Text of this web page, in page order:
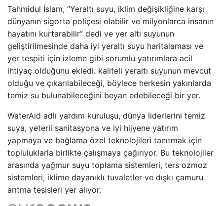
Tahmidul İslam, “Yeraltı suyu, iklim değişikliğine karşı
dünyanın sigorta poliçesi olabilir ve milyonlarca insanın
hayatını kurtarabilir” dedi ve yer altı suyunun
geliştirilmesinde daha iyi yeraltı suyu haritalaması ve
yer tespiti için izleme gibi sorumlu yatırımlara acil
ihtiyaç olduğunu ekledi. kaliteli yeraltı suyunun mevcut
olduğu ve çıkarılabileceği, böylece herkesin yakınlarda
temiz su bulunabileceğini beyan edebileceği bir yer.
WaterAid adlı yardım kuruluşu, dünya liderlerini temiz
suya, yeterli sanitasyona ve iyi hijyene yatırım
yapmaya ve bağlama özel teknolojileri tanıtmak için
topluluklarla birlikte çalışmaya çağırıyor. Bu teknolojiler
arasında yağmur suyu toplama sistemleri, ters ozmoz
sistemleri, iklime dayanıklı tuvaletler ve dışkı çamuru
arıtma tesisleri yer alıyor.